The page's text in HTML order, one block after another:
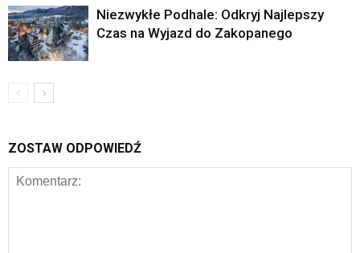
Niezwykłe Podhale: Odkryj Najlepszy
Czas na Wyjazd do Zakopanego
ZOSTAW ODPOWIEDŹ